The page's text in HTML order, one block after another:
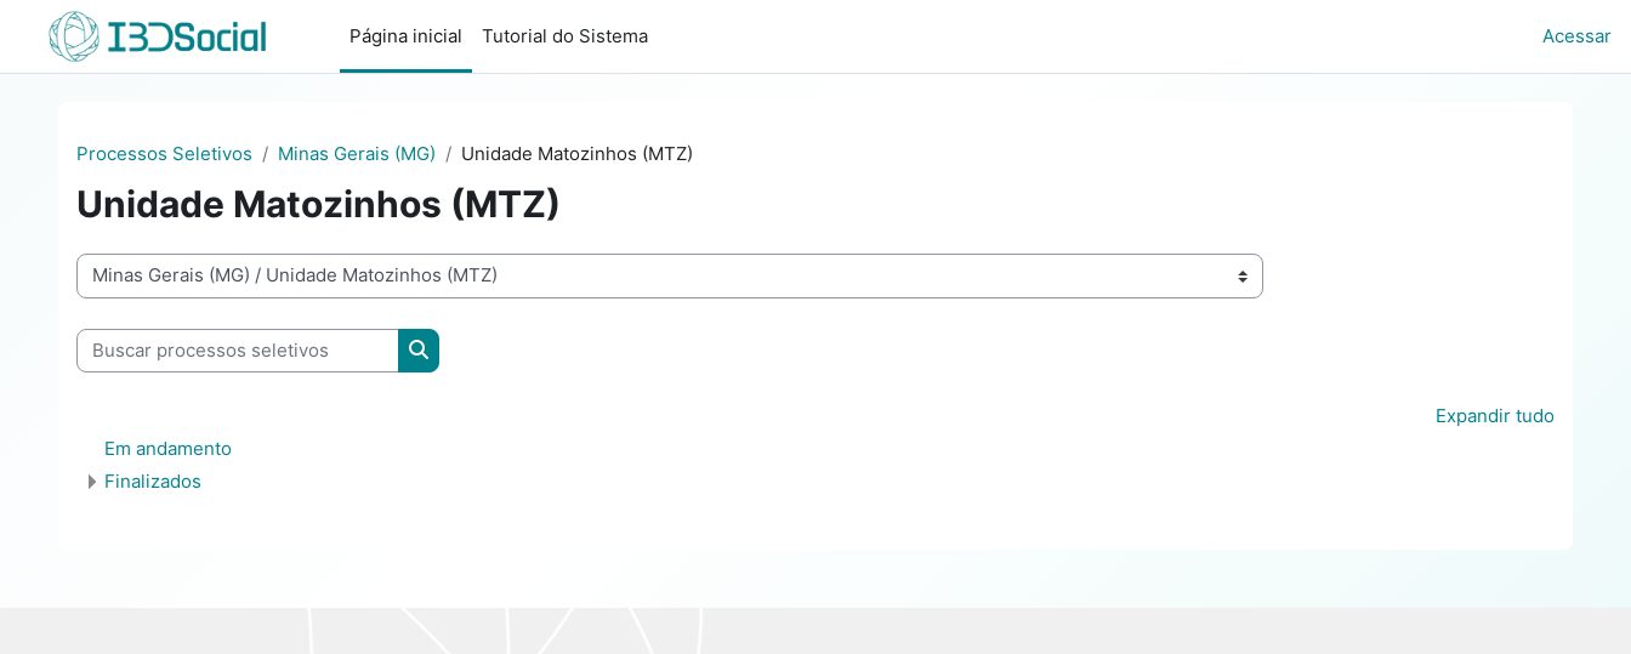
Ir para o conteúdo principal
Página inicial
Tutorial do Sistema Acessar
Processos Seletivos Minas Gerais (MG) Unidade Matozinhos (MTZ)
Unidade Matozinhos (MTZ)
de processos seletivos
Buscar processos seletivos
Buscar processos seletivos
Expandir tudo
Em andamento
Finalizados